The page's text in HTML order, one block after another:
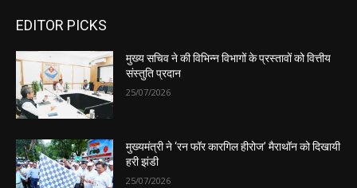
EDITOR PICKS
मुख्य सचिव ने की विभिन्न विभागों के प्रस्तावों को वित्तीय
संस्तुति प्रदान
25/07/2026
मुख्यमंत्री ने ‘रन फॉर कारगिल हीरोज’ मैराथॉन को दिखायी
हरी झंडी
25/07/2026